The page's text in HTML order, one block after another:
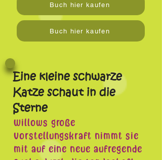
Buch hier kaufen
Buch hier kaufen
Eine kleine schwarze
Katze schaut in die
Sterne
Willows große
Vorstellungskraft nimmt sie
mit auf eine neue aufregende